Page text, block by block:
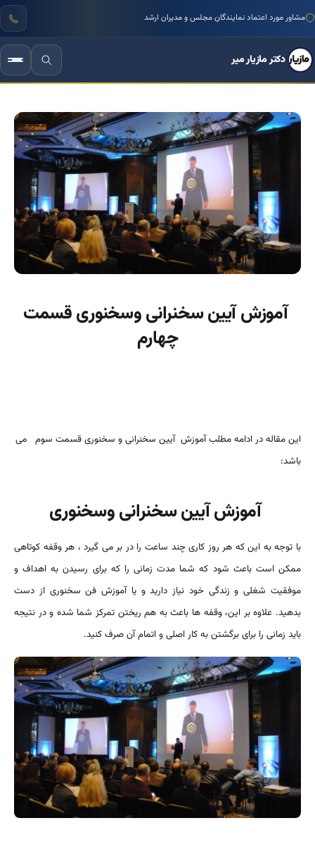
منتور بیش از ۱۰۰۰ کسب‌وکار ایرانی
دکتر مازیار میر
آموزش آیین سخنرانی وسخنوری قسمت
چهارم
این مقاله در ادامه مطلبآموزش آیین سخنرانی و سخنوری قسمت سوم می
باشد:
آموزش آیین سخنرانی وسخنوری
با توجه به این که هر روز کاری چند ساعت را در بر می گیرد ، هر وقفه کوتاهی
ممکن است باعث شود که شما مدت زمانی را که برای رسیدن به اهداف و
موفقیت شغلی و زندگی خود نیاز دارید و یا آموزش فن سخنوری از دست
بدهید. علاوه بر این، وقفه ها باعث به هم ریختن تمرکز شما شده و در نتیجه
باید زمانی را برای برگشتن به کار اصلی و اتمام آن صرف کنید.